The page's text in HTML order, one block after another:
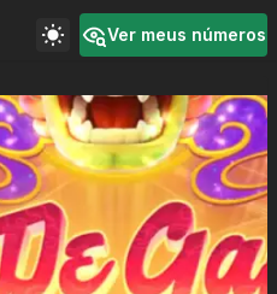
Ver meus números